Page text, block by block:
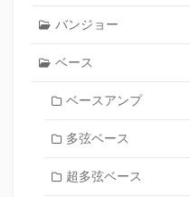
バンジョー
ベース
ベースアンプ
多弦ベース
超多弦ベース